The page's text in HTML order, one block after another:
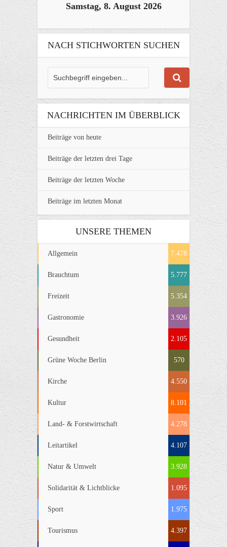
Samstag, 8. August 2026
NACH STICHWORTEN SUCHEN
NACHRICHTEN IM ÜBERBLICK
Beiträge von heute
Beiträge der letzten drei Tage
Beiträge der letzten Woche
Beiträge im letzten Monat
UNSERE THEMEN
Allgemein 7.478
Brauchtum 5.777
Freizeit 5.354
Gastronomie 3.926
Gesundheit 2.105
Grüne Woche Berlin 570
Kirche 4.550
Kultur 8.101
Land- & Forstwirtschaft 4.278
Leitartikel 4.107
Natur & Umwelt 3.928
Solidarität & Lichtblicke 1.095
Sport 1.975
Tourismus 4.397